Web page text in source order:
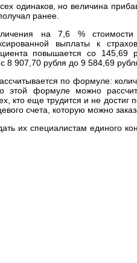
одинаков, но величина
ранее.
на 7,6 % стоимости
выплаты к
повышается со
8 907,70 рубля до 9 584,69
по формуле:
формуле можно
кто еще трудится и не достиг
счета, которую можно
их специалистам единого